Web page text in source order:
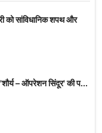
सांविधानिक शपथ और
– ऑपरेशन सिंदूर' की प...